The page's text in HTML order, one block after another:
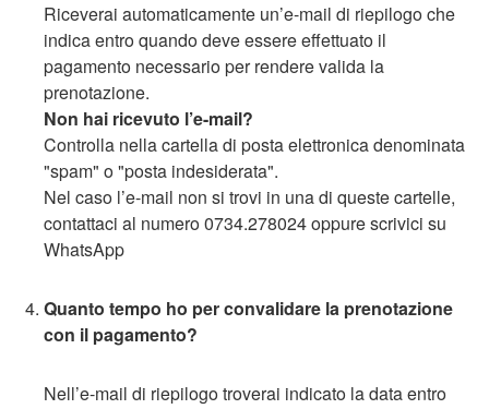
Riceverai automaticamente un’e-mail di riepilogo che
indica entro quando deve essere effettuato il
pagamento necessario per rendere valida la
prenotazione.
Non hai ricevuto l’e-mail?
Controlla nella cartella di posta elettronica denominata
"spam" o "posta indesiderata".
Nel caso l’e-mail non si trovi in una di queste cartelle,
contattaci al numero 0734.278024 oppure scrivici su
WhatsApp
Quanto tempo ho per convalidare la prenotazione
con il pagamento?
Nell’e-mail di riepilogo troverai indicato la data entro